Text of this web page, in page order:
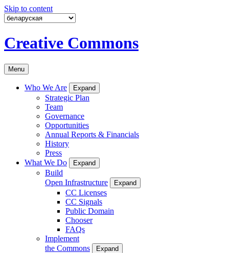
Skip to content
Creative Commons
Menu
Who We Are Expand
Strategic Plan
Team
Governance
Opportunities
Annual Reports & Financials
History
Press
What We Do
Expand
Build
Open Infrastructure
Expand
CC Licenses
CC Signals
Public Domain
Chooser
FAQs
Implement
the Commons
Expand